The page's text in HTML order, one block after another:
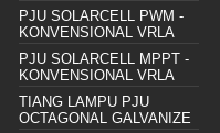
PJU SOLARCELL PWM -
KONVENSIONAL VRLA
PJU SOLARCELL MPPT -
KONVENSIONAL VRLA
TIANG LAMPU PJU
OCTAGONAL GALVANIZE